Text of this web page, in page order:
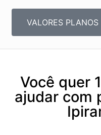
VALORES
Você quer
ajudar com